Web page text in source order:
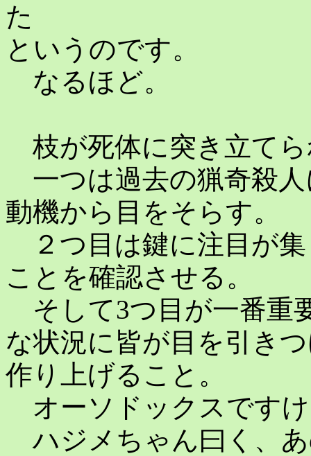
た
というのです。
なるほど。
枝が死体に突き立て
一つは過去の猟奇殺
動機から目をそらす。
２つ目は鍵に注目が
ことを確認させる。
そして3つ目が一番重
な状況に皆が目を引き
作り上げること。
オーソドックスです
ハジメちゃん曰く、